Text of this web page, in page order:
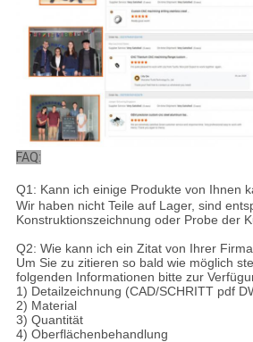
FAQ:
Q1: Kann ich einige Produkte von Ihnen
Wir haben nicht Teile auf Lager, sind
Konstruktionszeichnung oder Probe der
Q2: Wie kann ich ein Zitat von Ihrer
Um Sie zu zitieren so bald wie möglich
folgenden Informationen bitte zur
1) Detailzeichnung (CAD/SCHRITT pdf
2) Material
3) Quantität
4) Oberflächenbehandlung